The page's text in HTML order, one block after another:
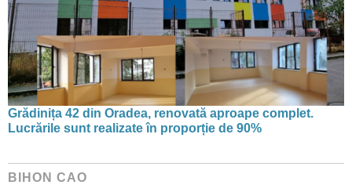
Grădinița 42 din Oradea, renovată aproape complet.
Lucrările sunt realizate în proporție de 90%
BIHON CAO